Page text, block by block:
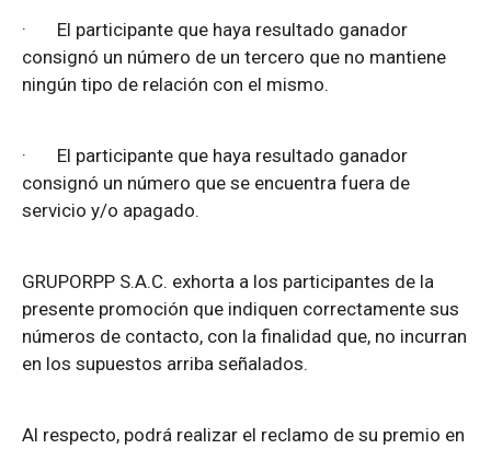
· El participante que haya resultado ganador
consignó un número de un tercero que no mantiene
ningún tipo de relación con el mismo.
· El participante que haya resultado ganador
consignó un número que se encuentra fuera de
servicio y/o apagado.
GRUPORPP S.A.C. exhorta a los participantes de la
presente promoción que indiquen correctamente sus
números de contacto, con la finalidad que, no incurran
en los supuestos arriba señalados.
Al respecto, podrá realizar el reclamo de su premio en